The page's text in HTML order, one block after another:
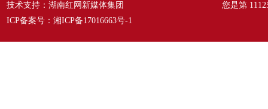
技术支持：湖南红网新媒体集团
ICP备案号： 湘ICP备17016663号-1
您是第